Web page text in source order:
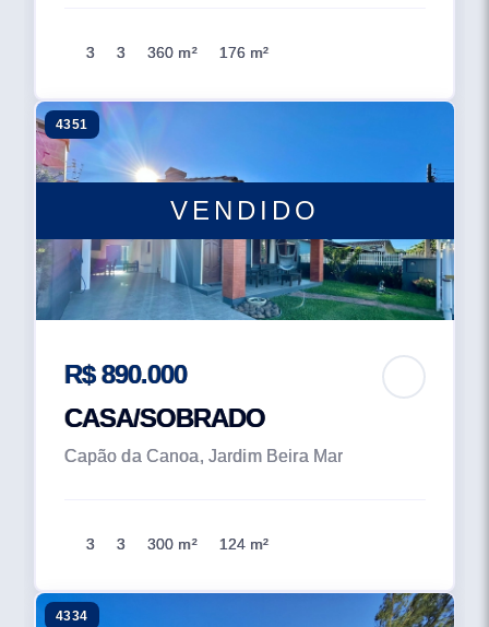
3 3 360 m² 176 m²
VENDIDO
4351
R$ 890.000
CASA/SOBRADO
Capão da Canoa, Jardim Beira Mar
3 3 300 m² 124 m²
4334